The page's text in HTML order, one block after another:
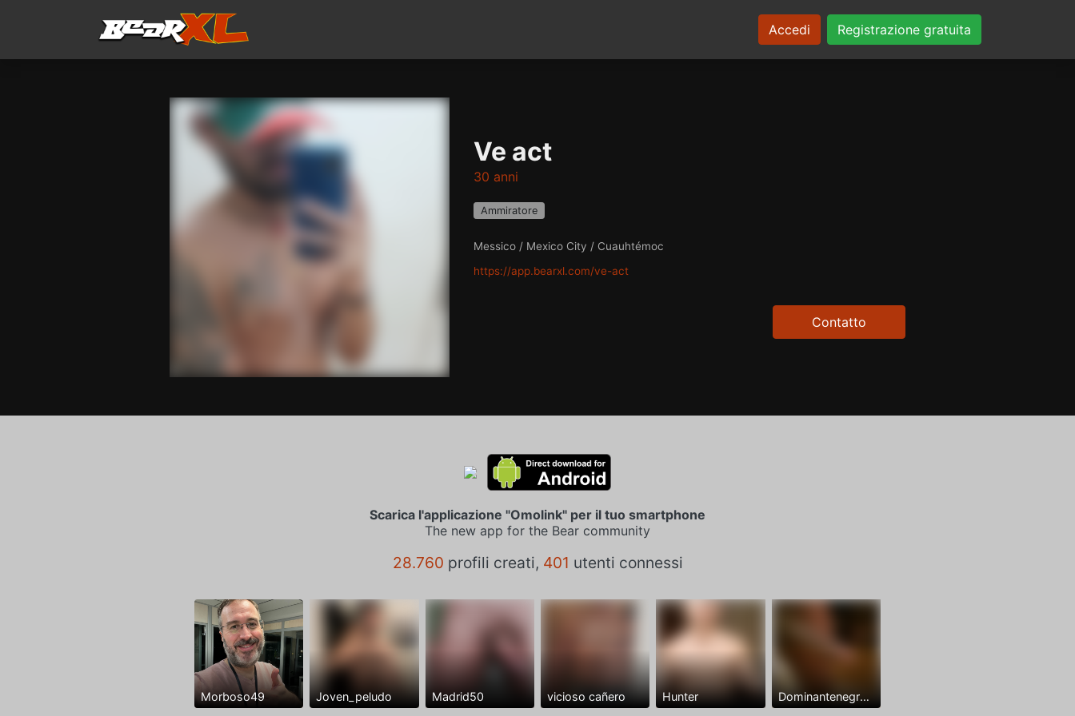
Accedi Registrazione gratuita
Ve act
30 anni
Ammiratore
Messico / Mexico City / Cuauhtémoc
https://app.bearxl.com/ve-act
Contatto
Scarica l'applicazione "Omolink" per il tuo smartphone
The new app for the Bear community
28.760 profili creati, 401 utenti connessi
Morboso49 Joven_peludo Madrid50 vicioso cañero Hunter Dominantenegro ya